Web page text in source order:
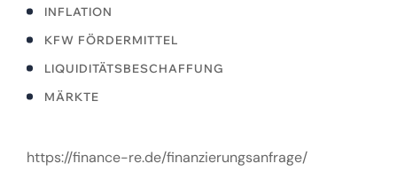
INFLATION
KFW FÖRDERMITTEL
LIQUIDITÄTSBESCHAFFUNG
MÄRKTE
https://finance-re.de/finanzierungsanfrage/